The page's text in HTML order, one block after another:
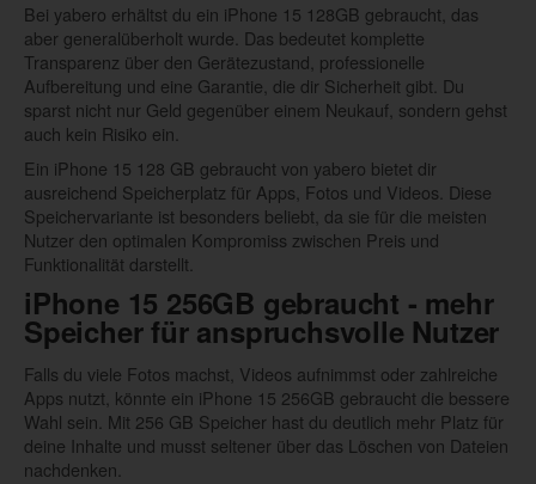
Bei yabero erhältst du ein iPhone 15 128GB gebraucht, das
aber generalüberholt wurde. Das bedeutet komplette
Transparenz über den Gerätezustand, professionelle
Aufbereitung und eine Garantie, die dir Sicherheit gibt. Du
sparst nicht nur Geld gegenüber einem Neukauf, sondern gehst
auch kein Risiko ein.
Ein iPhone 15 128 GB gebraucht von yabero bietet dir
ausreichend Speicherplatz für Apps, Fotos und Videos. Diese
Speichervariante ist besonders beliebt, da sie für die meisten
Nutzer den optimalen Kompromiss zwischen Preis und
Funktionalität darstellt.
iPhone 15 256GB gebraucht - mehr
Speicher für anspruchsvolle Nutzer
Falls du viele Fotos machst, Videos aufnimmst oder zahlreiche
Apps nutzt, könnte ein iPhone 15 256GB gebraucht die bessere
Wahl sein. Mit 256 GB Speicher hast du deutlich mehr Platz für
deine Inhalte und musst seltener über das Löschen von Dateien
nachdenken.